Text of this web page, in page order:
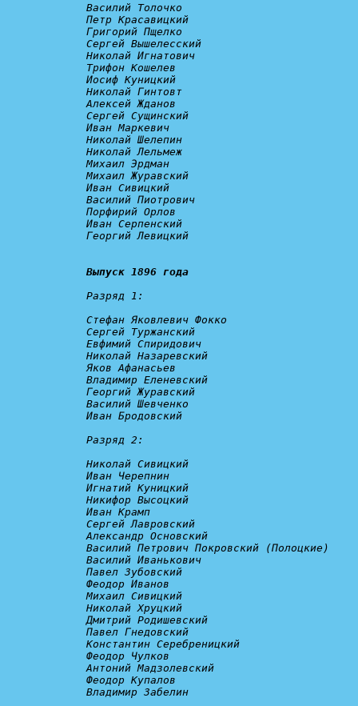
Василий Толочко
Петр Красавицкий
Григорий Пщелко
Сергей Вышелесский
Николай Игнатович
Трифон Кошелев
Иосиф Куницкий
Николай Гинтовт
Алексей Жданов
Сергей Сущинский
Иван Маркевич
Николай Шелепин
Николай Лельмеж
Михаил Эрдман
Михаил Журавский
Иван Сивицкий
Василий Пиотрович
Порфирий Орлов
Иван Серпенский
Георгий Левицкий
Выпуск 1896 года
Разряд 1:
Стефан Яковлевич Фокко
Сергей Туржанский
Евфимий Спиридович
Николай Назаревский
Яков Афанасьев
Владимир Еленевский
Георгий Журавский
Василий Шевченко
Иван Бродовский
Разряд 2:
Николай Сивицкий
Иван Черепнин
Игнатий Куницкий
Никифор Высоцкий
Иван Крамп
Сергей Лавровский
Александр Основский
Василий Петрович Покровский (Полоцкие)
Василий Иванькович
Павел Зубовский
Феодор Иванов
Михаил Сивицкий
Николай Хруцкий
Дмитрий Родишевский
Павел Гнедовский
Константин Серебреницкий
Феодор Чулков
Антоний Мадзолевский
Феодор Купалов
Владимир Забелин